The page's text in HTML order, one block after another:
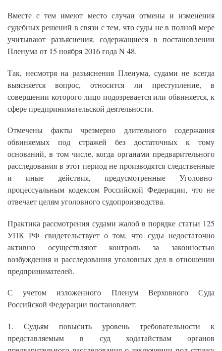
Вместе с тем имеют место случаи отмены и изменения
судебных решений в связи с тем, что суды не в полной мере
учитывают разъяснения, содержащиеся в постановлении
Пленума от 15 ноября 2016 года N 48.
Так, несмотря на разъяснения Пленума, судами не всегда
выясняется вопрос, относится ли преступление, в
совершении которого лицо подозревается или обвиняется, к
сфере предпринимательской деятельности.
Отмечены факты чрезмерно длительного содержания
обвиняемых под стражей без достаточных к тому
оснований, в том числе, когда органами предварительного
расследования в этот период не производятся следственные
и иные действия, предусмотренные Уголовно-
процессуальным кодексом Российской Федерации, что не
отвечает целям уголовного судопроизводства.
Практика рассмотрения судами жалоб в порядке статьи 125
УПК РФ свидетельствует о том, что суды недостаточно
активно осуществляют контроль за законностью
возбуждения и расследования уголовных дел в отношении
предпринимателей.
С учетом изложенного Пленум Верховного Суда
Российской Федерации постановляет:
1. Судьям повысить уровень требовательности к
представляемым в суд ходатайствам органов